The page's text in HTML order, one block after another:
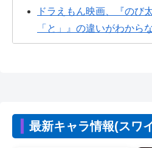
ドラえもん映画、『のび
「と」』の違いがわから
【画像】早朝カビキラー
最新キャラ情報(スワ
海外リーク「真紅」のス
キル効果まとめ